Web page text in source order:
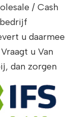
/ Cash
u daarmee
u Van
dan zorgen